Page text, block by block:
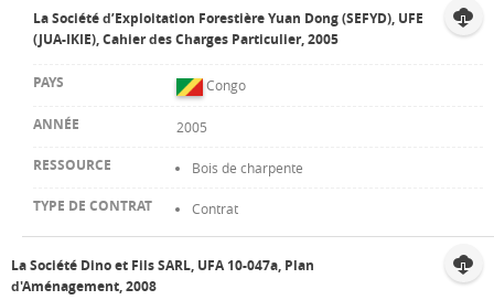
La Société d’Exploitation Forestière Yuan Dong (SEFYD), UFE
(JUA-IKIE), Cahier des Charges Particulier, 2005
Congo
2005
Bois de charpente
Contrat
La Société Dino et Fils SARL, UFA 10-047a, Plan
d'Aménagement, 2008